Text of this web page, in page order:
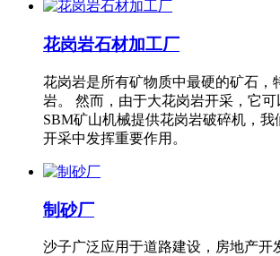
花岗岩石材加工厂
花岗岩是所有矿物质中最硬的矿石，
岩。 然而，由于大花岗岩开采，它可
SBM矿山机械提供花岗岩破碎机，
开采中发挥重要作用。
制砂厂
沙子广泛应用于道路建设，房地产开